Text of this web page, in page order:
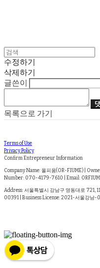
수정하기
삭제하기
글쓴이
목록으로 가기
Terms of Use
Privacy Policy
Confirm Entrepreneur Information
Company Name: 올피움(OR-FIUME) |
Number: 070-4179-7610 | Email:
Address: 서울특별시 강남구 영동대로 721,
00391 | Business License:2021-서울강남-